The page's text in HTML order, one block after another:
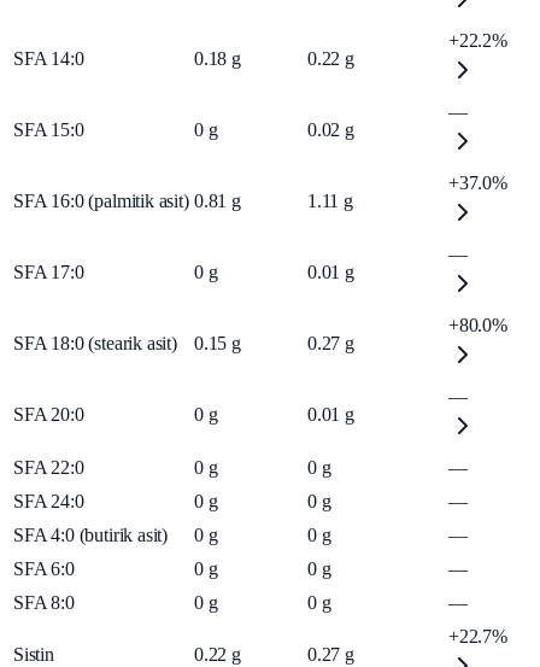
SFA 14:0 0.18 g 0.22 g
+22.2%
SFA 15:0 0 g 0.02 g
—
SFA 16:0 (palmitik asit) 0.81 g 1.11 g
+37.0%
SFA 17:0 0 g 0.01 g
—
SFA 18:0 (stearik asit) 0.15 g 0.27 g
+80.0%
SFA 20:0 0 g 0.01 g
—
SFA 22:0 0 g 0 g
—
SFA 24:0
0 g 0 g
—
SFA 4:0 (butirik asit)
0 g 0 g
—
SFA 6:0
0 g 0 g
—
SFA 8:0
0 g 0 g —
Sistin 0.22 g 0.27 g
+22.7%